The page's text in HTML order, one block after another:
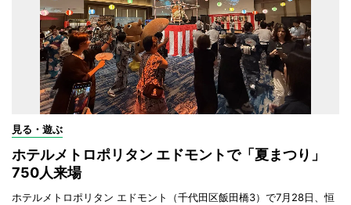
見る・遊ぶ
ホテルメトロポリタン エドモントで「夏まつり」
750人来場
ホテルメトロポリタン エドモント（千代田区飯田橋3）で7月28日、恒